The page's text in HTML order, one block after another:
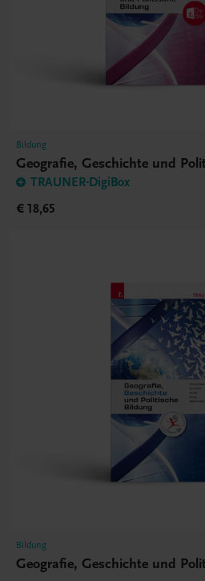
Bildung
Geografie, Geschichte und
TRAUNER-DigiBox
€ 18,65
Bildung
Geografie, Geschichte und